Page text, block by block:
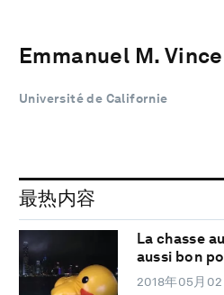
Emmanuel M.
Université de Californie
最热内容
La chasse
aussi bon
2018年05月02